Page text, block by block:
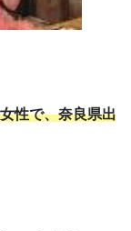
性で、奈良県出